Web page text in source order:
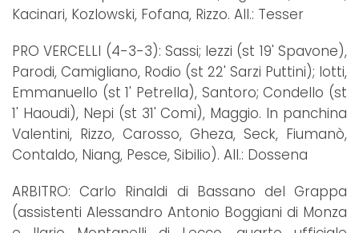
Kacinari, Kozlowski, Fofana, Rizzo. All.: Tesser
PRO VERCELLI (4-3-3): Sassi; Iezzi (st 19' Spavone),
Parodi, Camigliano, Rodio (st 22' Sarzi Puttini); Iotti,
Emmanuello (st 1' Petrella), Santoro; Condello (st
1' Haoudi), Nepi (st 31' Comi), Maggio. In panchina
Valentini, Rizzo, Carosso, Gheza, Seck, Fiumanò,
Contaldo, Niang, Pesce, Sibilio). All.: Dossena
ARBITRO: Carlo Rinaldi di Bassano del Grappa
(assistenti Alessandro Antonio Boggiani di Monza